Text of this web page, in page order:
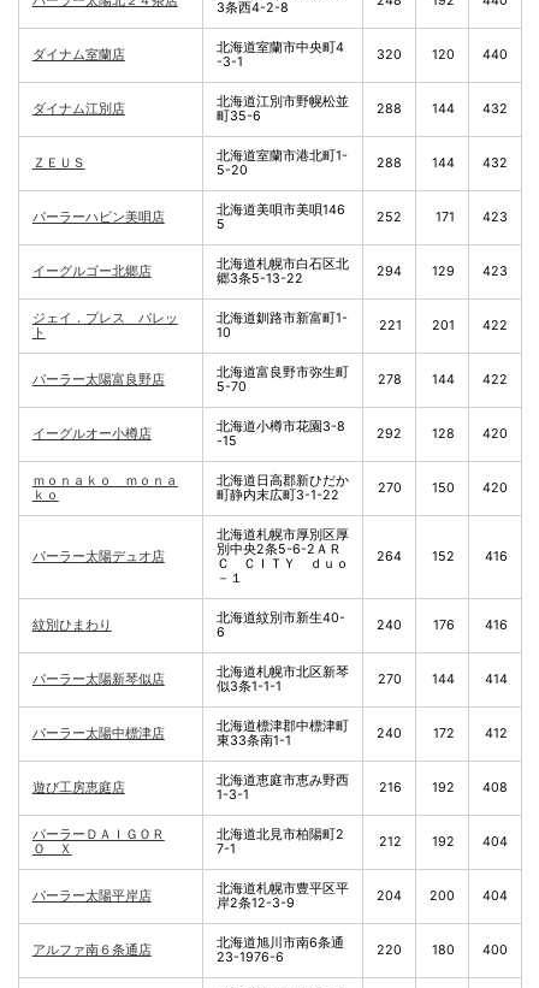
3条西4-2-8
ダイナム室蘭店
北海道室蘭市中央町4
-3-1
320 120 440
ダイナム江別店
北海道江別市野幌松並
町35-6
288 144 432
ＺＥＵＳ
北海道室蘭市港北町1-
5-20
288 144 432
パーラーハビン美唄店
北海道美唄市美唄146
5
252 171 423
イーグルゴー北郷店
北海道札幌市白石区北
郷3条5-13-22
294 129 423
ジェイ．プレス パレッ
ト
北海道釧路市新富町1-
10
221 201 422
パーラー太陽富良野店
北海道富良野市弥生町
5-70
278 144 422
イーグルオー小樽店
北海道小樽市花園3-8
-15
292 128 420
ｍｏｎａｋｏ ｍｏｎａ
ｋｏ
北海道日高郡新ひだか
町静内末広町3-1-22
270 150 420
パーラー太陽デュオ店
北海道札幌市厚別区厚
別中央2条5-6-2ＡＲ
Ｃ ＣＩＴＹ ｄｕｏ
－１
264 152 416
紋別ひまわり
北海道紋別市新生40-
6
240 176 416
パーラー太陽新琴似店
北海道札幌市北区新琴
似3条1-1-1
270 144 414
パーラー太陽中標津店
北海道標津郡中標津町
東33条南1-1
240 172 412
遊び工房恵庭店
北海道恵庭市恵み野西
1-3-1
216 192 408
パーラーＤＡＩＧＯＲ
Ｏ Ｘ
北海道北見市柏陽町2
7-1
212 192 404
パーラー太陽平岸店
北海道札幌市豊平区平
岸2条12-3-9
204 200 404
アルファ南６条通店
北海道旭川市南6条通
23-1976-6
220 180 400